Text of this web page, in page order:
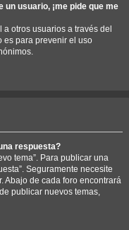
un usuario, ¡me pide que me
otros usuarios a través del
es para prevenir el uso
respuesta?
tema”. Para publicar una
Seguramente necesite
Abajo de cada foro encontrará
publicar nuevos temas,